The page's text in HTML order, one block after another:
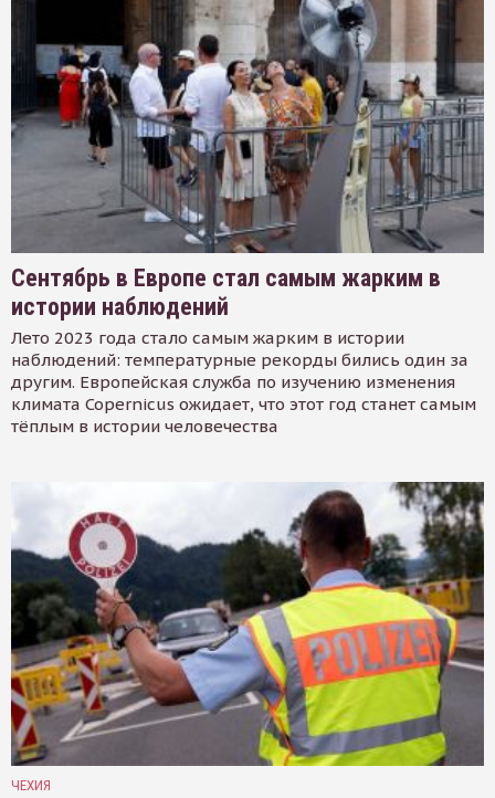
Сентябрь в Европе стал самым жарким в
истории наблюдений
Лето 2023 года стало самым жарким в истории
наблюдений: температурные рекорды бились один за
другим. Европейская служба по изучению изменения
климата Copernicus ожидает, что этот год станет самым
тёплым в истории человечества
ЧЕХИЯ